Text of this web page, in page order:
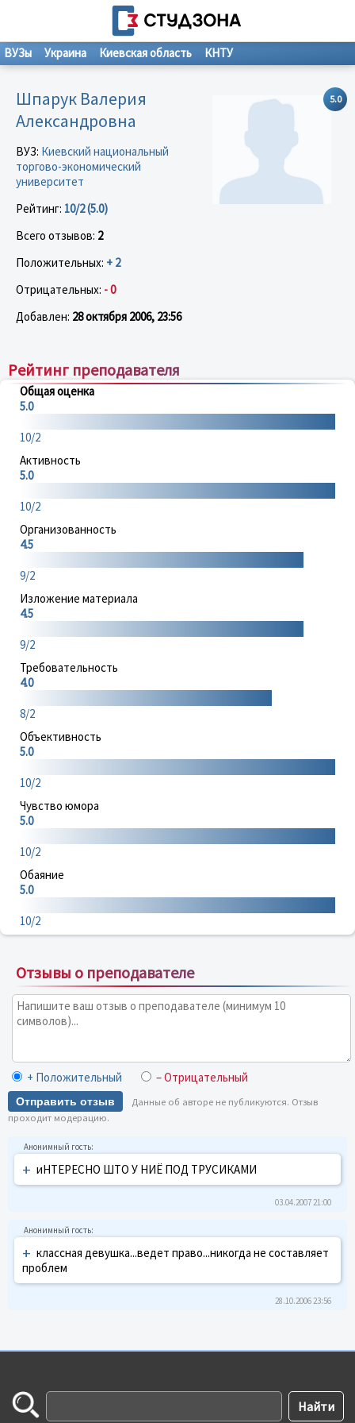
ВУЗы Украина Киевская область КНТУ
5.0
Шпарук Валерия
Александровна
ВУЗ: Киевский национальный
торгово-экономический
университет
Рейтинг: 10/2 (5.0)
Всего отзывов: 2
Положительных: + 2
Отрицательных: - 0
Добавлен: 28 октября 2006, 23:56
Рейтинг преподавателя
Общая оценка
5.0
10/2
Активность
5.0
10/2
Организованность
4.5
9/2
Изложение материала
4.5
9/2
Требовательность
4.0
8/2
Объективность
5.0
10/2
Чувство юмора
5.0
10/2
Обаяние
5.0
10/2
Отзывы о преподавателе
+ Положительный – Отрицательный
Отправить отзыв
Данные об авторе не публикуются. Отзыв
проходит модерацию.
+ иНТЕРЕСНО ШТО У НИЁ ПОД ТРУСИКАМИ
03.04.2007 21:00
+ классная девушка...ведет право...никогда не составляет
проблем
28.10.2006 23:56